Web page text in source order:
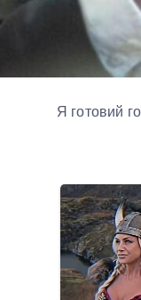
Я готовий